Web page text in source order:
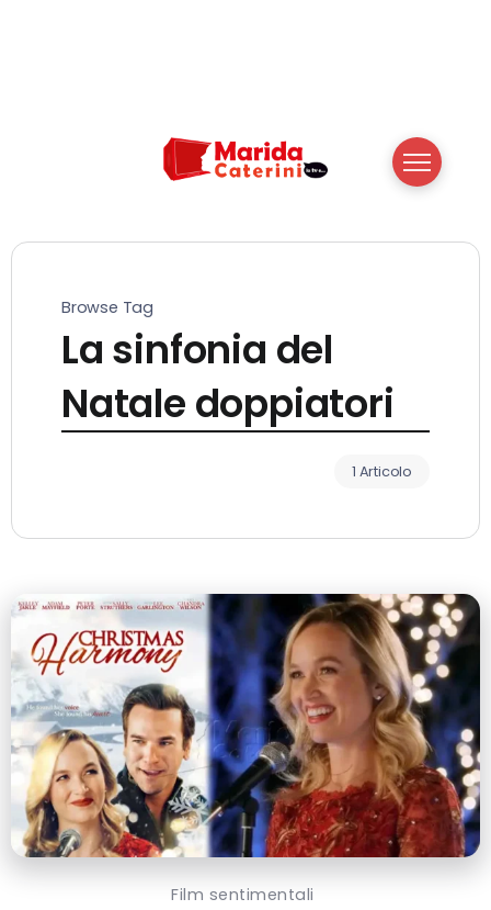
Browse Tag
La sinfonia del
Natale doppiatori
1 Articolo
Film sentimentali